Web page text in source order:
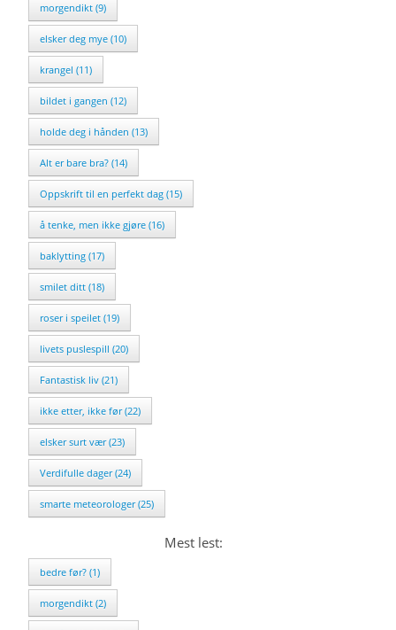
morgendikt (9)
elsker deg mye (10)
krangel (11)
bildet i gangen (12)
holde deg i hånden (13)
Alt er bare bra? (14)
Oppskrift til en perfekt dag (15)
å tenke, men ikke gjøre (16)
baklytting (17)
smilet ditt (18)
roser i speilet (19)
livets puslespill (20)
Fantastisk liv (21)
ikke etter, ikke før (22)
elsker surt vær (23)
Verdifulle dager (24)
smarte meteorologer (25)
Mest lest:
bedre før? (1)
morgendikt (2)